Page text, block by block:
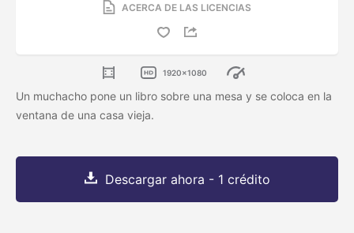
ACERCA DE LAS LICENCIAS
1920x1080
Un muchacho pone un libro sobre una mesa y se coloca en la
ventana de una casa vieja.
Descargar ahora - 1 crédito